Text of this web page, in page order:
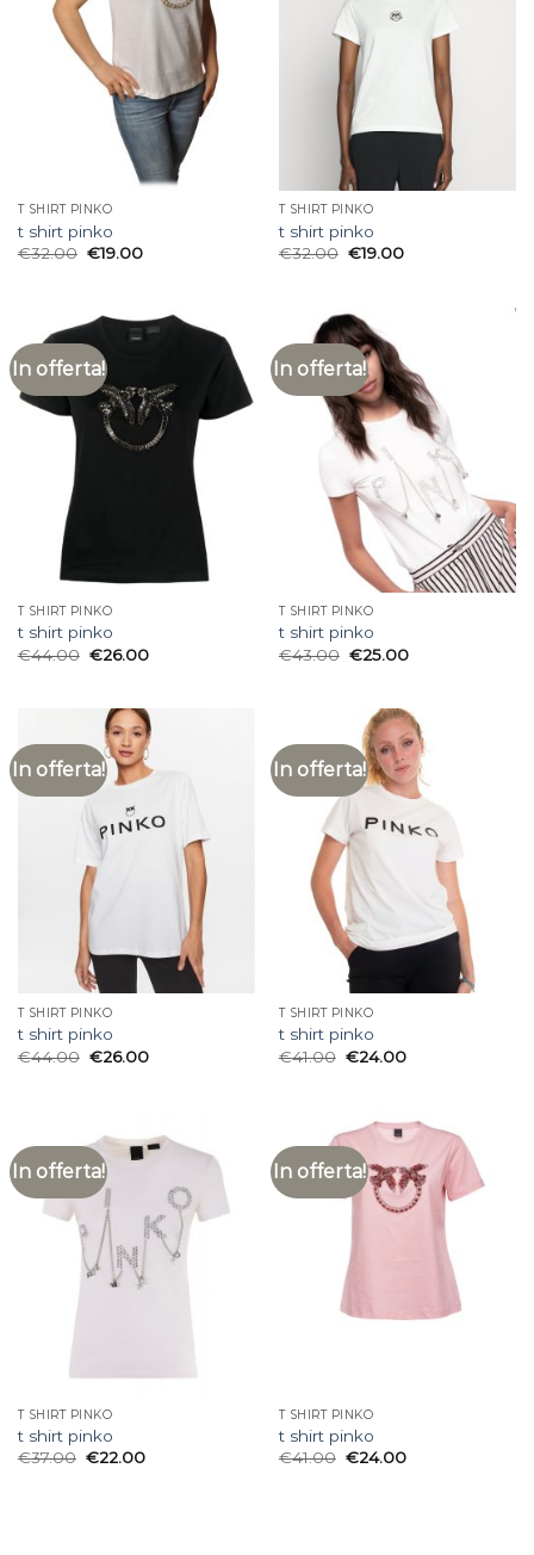
T SHIRT PINKO
t shirt pinko
€32.00 €19.00
T SHIRT PINKO
t shirt pinko
€32.00 €19.00
In offerta!
T SHIRT PINKO
t shirt pinko
€44.00 €26.00
In offerta!
T SHIRT PINKO
t shirt pinko
€43.00 €25.00
In offerta!
T SHIRT PINKO
t shirt pinko
€44.00 €26.00
In offerta!
T SHIRT PINKO
t shirt pinko
€41.00 €24.00
In offerta!
T SHIRT PINKO
t shirt pinko
€37.00 €22.00
In offerta!
T SHIRT PINKO
t shirt pinko
€41.00 €24.00